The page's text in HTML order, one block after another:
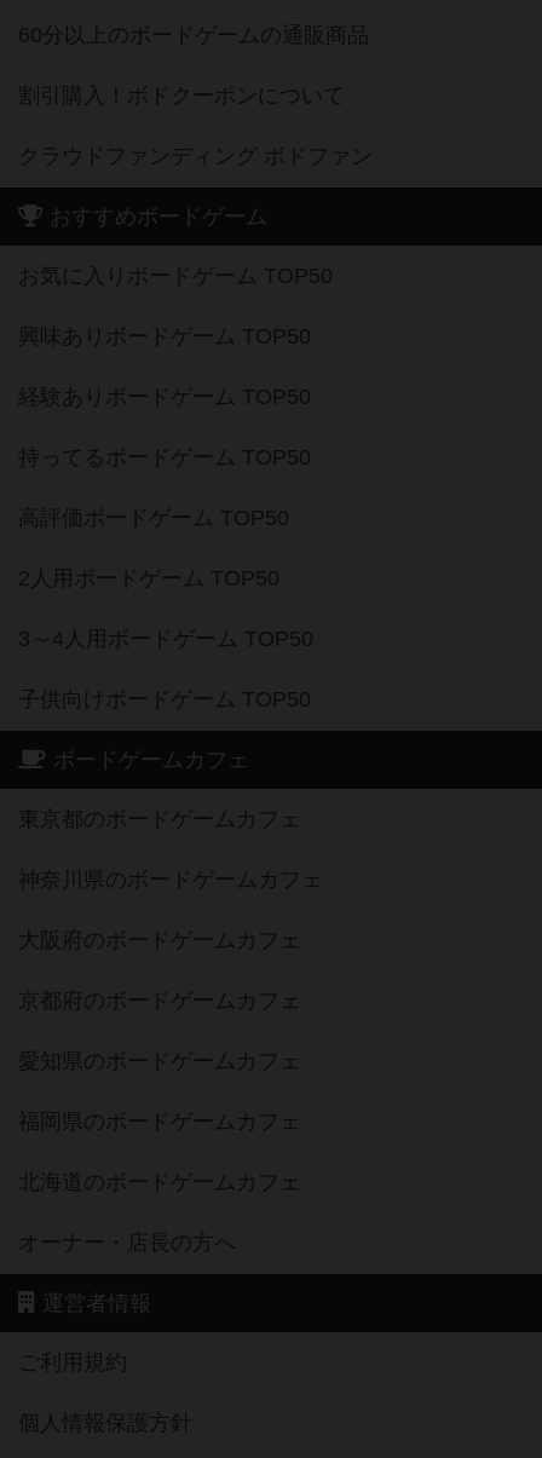
60分以上のボードゲームの通販商品
割引購入！ボドクーポンについて
クラウドファンディング ボドファン
おすすめボードゲーム
お気に入りボードゲーム TOP50
興味ありボードゲーム TOP50
経験ありボードゲーム TOP50
持ってるボードゲーム TOP50
高評価ボードゲーム TOP50
2人用ボードゲーム TOP50
3～4人用ボードゲーム TOP50
子供向けボードゲーム TOP50
ボードゲームカフェ
東京都のボードゲームカフェ
神奈川県のボードゲームカフェ
大阪府のボードゲームカフェ
京都府のボードゲームカフェ
愛知県のボードゲームカフェ
福岡県のボードゲームカフェ
北海道のボードゲームカフェ
オーナー・店長の方へ
運営者情報
ご利用規約
個人情報保護方針